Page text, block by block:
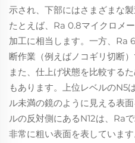
示され、下部にはさまざまな
たとえば、Ra 0.8マイクロメ
加工に相当します。一方、Ra
断作業（例えばノコギリ切断
また、仕上げ状態を比較する
もあります。上位レベルのN5
ル未満の鏡のように見える表
ルの反対側にあるN12は、Ra
非常に粗い表面を表していま